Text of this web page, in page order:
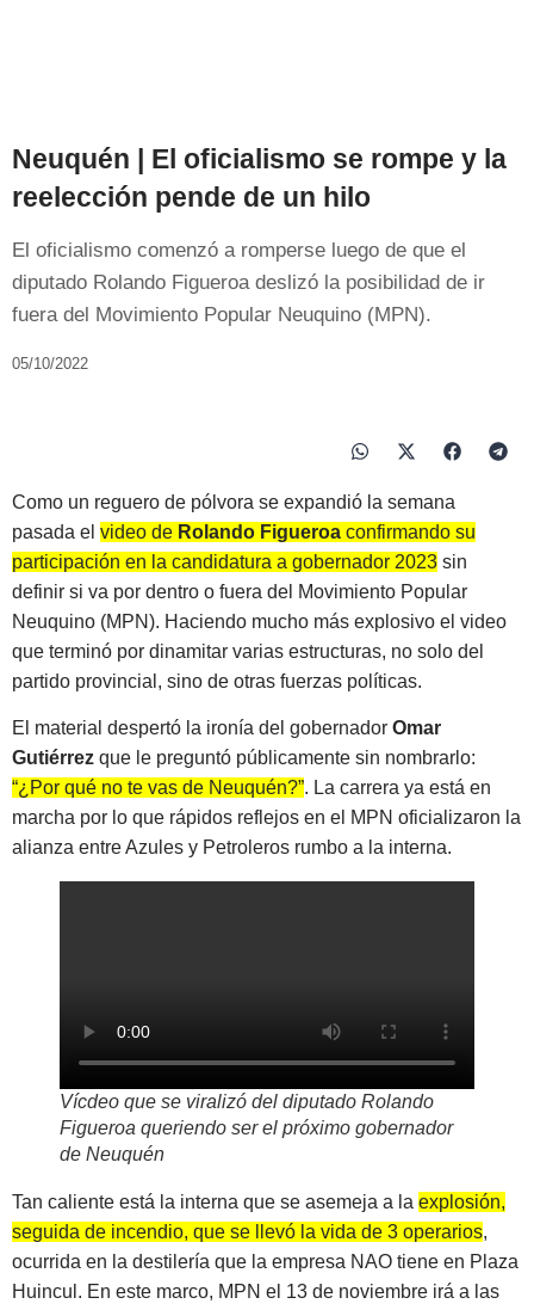
Neuquén | El oficialismo se rompe y la
reelección pende de un hilo
El oficialismo comenzó a romperse luego de que el
diputado Rolando Figueroa deslizó la posibilidad de ir
fuera del Movimiento Popular Neuquino (MPN).
05/10/2022
Como un reguero de pólvora se expandió la semana
pasada el video de Rolando Figueroa confirmando su
participación en la candidatura a gobernador 2023 sin
definir si va por dentro o fuera del Movimiento Popular
Neuquino (MPN). Haciendo mucho más explosivo el video
que terminó por dinamitar varias estructuras, no solo del
partido provincial, sino de otras fuerzas políticas.
El material despertó la ironía del gobernador Omar
Gutiérrez que le preguntó públicamente sin nombrarlo:
“¿Por qué no te vas de Neuquén?”. La carrera ya está en
marcha por lo que rápidos reflejos en el MPN oficializaron la
alianza entre Azules y Petroleros rumbo a la interna.
Vícdeo que se viralizó del diputado Rolando
Figueroa queriendo ser el próximo gobernador
de Neuquén
Tan caliente está la interna que se asemeja a la explosión,
seguida de incendio, que se llevó la vida de 3 operarios,
ocurrida en la destilería que la empresa NAO tiene en Plaza
Huincul. En este marco, MPN el 13 de noviembre irá a las